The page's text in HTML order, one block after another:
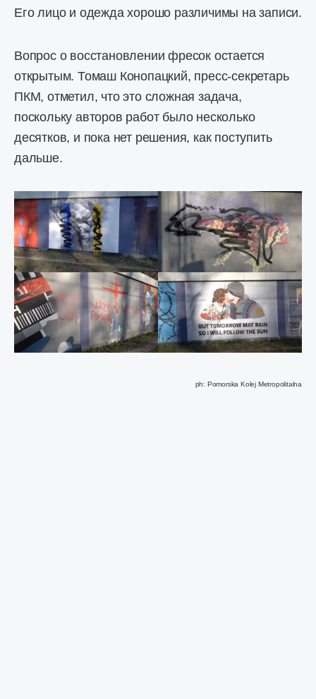
Его лицо и одежда хорошо различимы на записи.
Вопрос о восстановлении фресок остается
открытым. Томаш Конопацкий, пресс-секретарь
ПКМ, отметил, что это сложная задача,
поскольку авторов работ было несколько
десятков, и пока нет решения, как поступить
дальше.
ph: Pomorska Kolej Metropolitalna